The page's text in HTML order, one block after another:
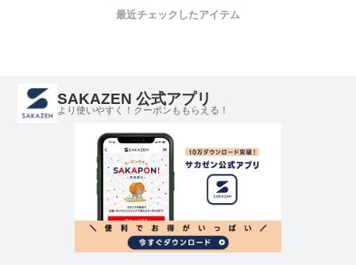
ッシュポケット 麻混
股ずれ防止 シック付
最近チェックしたアイテム
SAKAZEN 公式アプリ
より使いやすく！クーポンももらえる！